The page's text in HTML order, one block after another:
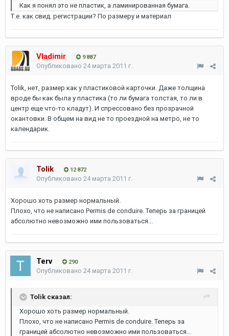
Как я понял это не пластик, а ламинированная бумага.
Т.е. как свид. регистрации? По размеру и материал
Vladimir 9 887
Опубликовано 24 марта 2011 г.
Tolik, нет, размер как у пластиковой карточки. Даже толщина
вроде бы как была у пластика (то ли бумага толстая, то ли в
центр еще что-то кладут). И спрессовано без прозрачной
окантовки. В общем на вид не то проездной на метро, не то
календарик.
Tolik 12 872
Опубликовано 24 марта 2011 г.
Хорошо хоть размер нормальный.
Плохо, что не написано Permis de conduire. Теперь за границей
абсолютно невозможно ими пользоваться...
Terv 290
Опубликовано 24 марта 2011 г.
Tolik сказал:
Хорошо хоть размер нормальный.
Плохо, что не написано Permis de conduire. Теперь за
границей абсолютно невозможно ими пользоваться...